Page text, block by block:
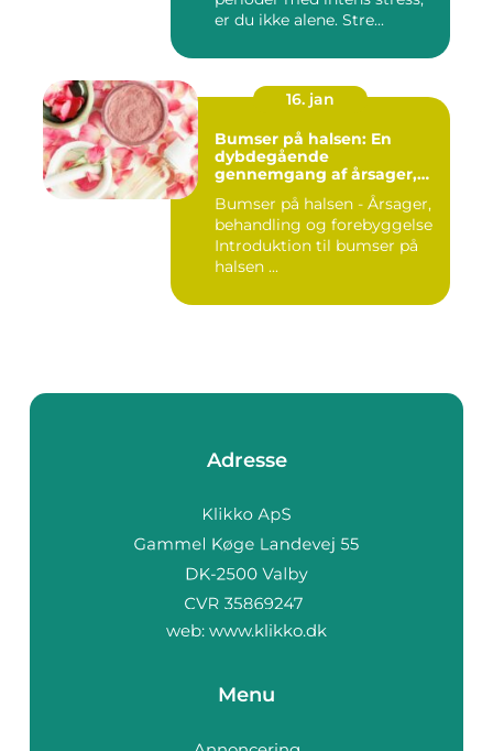
er du ikke alene. Stre...
16. jan
Bumser på halsen: En
dybdegående
gennemgang af årsager,
forebyggelse
Bumser på halsen - Årsager,
behandling og forebyggelse
Introduktion til bumser på
halsen ...
Adresse
web: www.klikko.dk
Menu